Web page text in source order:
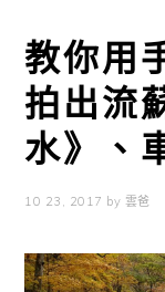
教你用
拍出流
水》、
10 23, 2017 by 雲爸